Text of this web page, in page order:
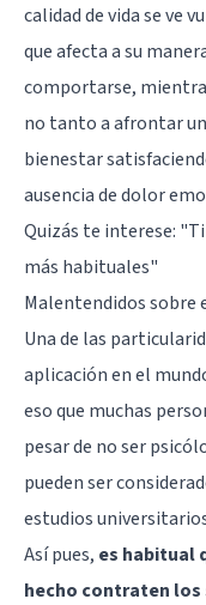
calidad de vida se ve
que afecta a su
comportarse,
no tanto a afrontar
bienestar
ausencia de dolor
Quizás te interese:
más habituales"
Malentendidos sobre
Una de las
aplicación en el
eso que muchas
pesar de no ser
pueden ser
estudios
Así pues, es habitual
hecho contraten los